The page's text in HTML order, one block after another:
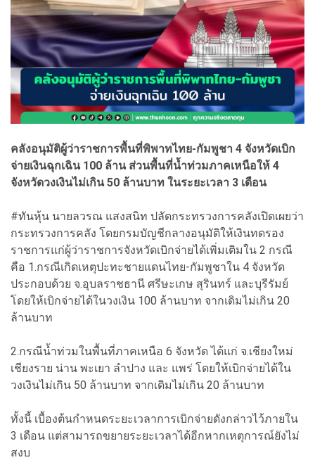
คลังอนุมัติผู้ว่าราชการพื้นที่พิพาทไทย-กัมพูชา 4 จังหวัดเบิก
จ่ายเงินฉุกเฉิน 100 ล้าน ส่วนพื้นที่น้ำท่วมภาคเหนือให้ 4
จังหวัดวงเงินไม่เกิน 50 ล้านบาท ในระยะเวลา 3 เดือน
#ทันหุ้น นายลวรณ แสงสนิท ปลัดกระทรวงการคลังเปิดเผยว่า
กระทรวงการคลัง โดยกรมบัญชีกลางอนุมัติให้เงินทดรอง
ราชการแก่ผู้ว่าราชการจังหวัดเบิกจ่ายได้เพิ่มเติมใน 2 กรณี
คือ 1.กรณีเกิดเหตุปะทะชายแดนไทย-กัมพูชาใน 4 จังหวัด
ประกอบด้วย จ.อุบลราชธานี ศรีษะเกษ สุรินทร์ และบุรีรัมย์
โดยให้เบิกจ่ายได้ในวงเงิน 100 ล้านบาท จากเดิมไม่เกิน 20
ล้านบาท
2.กรณีน้ำท่วมในพื้นที่ภาคเหนือ 6 จังหวัด ได้แก่ จ.เชียงใหม่
เชียงราย น่าน พะเยา ลำปาง และ แพร่ โดยให้เบิกจ่ายได้ใน
วงเงินไม่เกิน 50 ล้านบาท จากเดิมไม่เกิน 20 ล้านบาท
ทั้งนี้ เบื้องต้นกำหนดระยะเวลาการเบิกจ่ายดังกล่าวไว้ภายใน
3 เดือน แต่สามารถขยายระยะเวลาได้อีกหากเหตุการณ์ยังไม่
สงบ